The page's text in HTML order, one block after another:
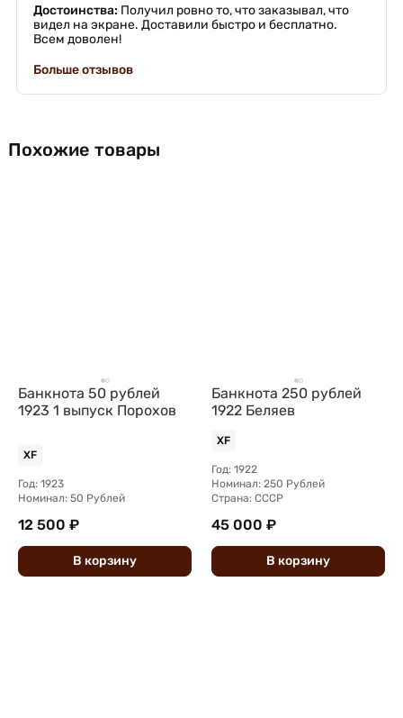
Достоинства: Получил ровно то, что заказывал, что
видел на экране. Доставили быстро и бесплатно.
Всем доволен!
Больше отзывов
Похожие товары
Банкнота 50 рублей
1923 1 выпуск Порохов
XF
Год: 1923
Номинал: 50 Рублей
12 500 ₽
В корзину
Банкнота 250 рублей
1922 Беляев
XF
Год: 1922
Номинал: 250 Рублей
Страна: СССР
45 000 ₽
В корзину